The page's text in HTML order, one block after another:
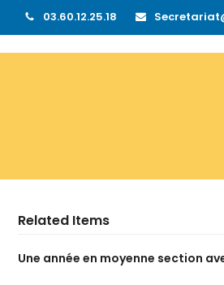
03.60.12.25.18
Related Items
Une année en moyenne section